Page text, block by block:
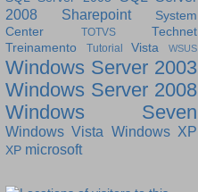
2008
Sharepoint
System
Center
TOTVS
Technet
Treinamento
Tutorial Vista WSUS
Windows Server 2003
Windows Server 2008
Windows Seven
Windows Vista Windows XP
XP microsoft